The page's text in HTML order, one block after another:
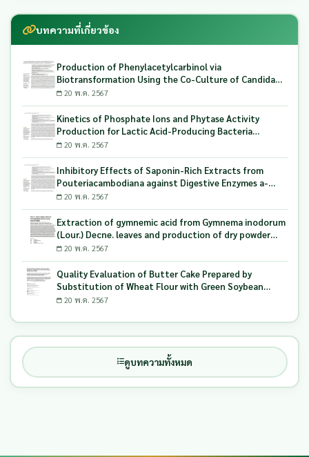
บทความที่เกี่ยวข้อง
Production of Phenylacetylcarbinol via
Biotransformation Using the Co-Culture of Candida
tropicalis TISTR 5306 and Saccharomyces cerevisiae
TISTR 5606 as the Biocatalyst
20 พ.ค. 2567
Kinetics of Phosphate Ions and Phytase Activity
Production for Lactic Acid-Producing Bacteria
Utilizing Milling and Whitening Stages Rice Bran as
Biopolymer Substrates
20 พ.ค. 2567
Inhibitory Effects of Saponin-Rich Extracts from
Pouteriacambodiana against Digestive Enzymes a-
Glucosidase and Pancreatic Lipase
20 พ.ค. 2567
Extraction of gymnemic acid from Gymnema inodorum
(Lour.) Decne. leaves and production of dry powder
extract using maltodextrin
20 พ.ค. 2567
Quality Evaluation of Butter Cake Prepared by
Substitution of Wheat Flour with Green Soybean
(Glycine Max L.) Okara
20 พ.ค. 2567
ดูบทความทั้งหมด